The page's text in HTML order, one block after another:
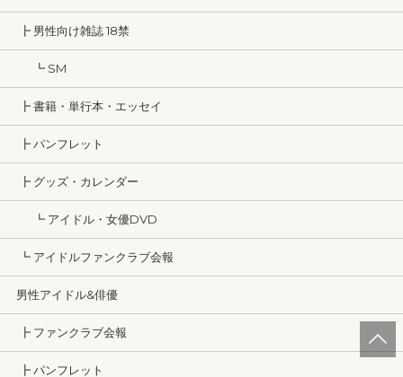
┣ 男性向け雑誌 18禁
┗ SM
┣ 書籍・単行本・エッセイ
┣ パンフレット
┣ グッズ・カレンダー
┗ アイドル・女優DVD
┗ アイドルファンクラブ会報
男性アイドル&俳優
┣ ファンクラブ会報
┣ パンフレット